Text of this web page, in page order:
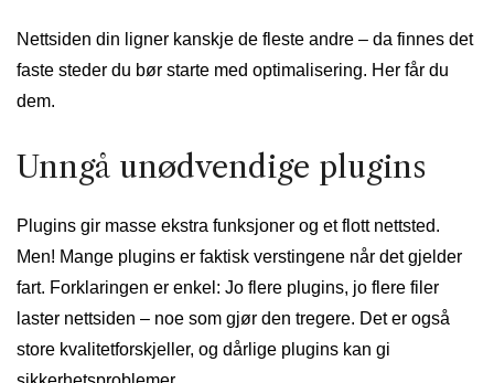
Nettsiden din ligner kanskje de fleste andre – da finnes det
faste steder du bør starte med optimalisering. Her får du
dem.
Unngå unødvendige plugins
Plugins gir masse ekstra funksjoner og et flott nettsted.
Men! Mange plugins er faktisk verstingene når det gjelder
fart. Forklaringen er enkel: Jo flere plugins, jo flere filer
laster nettsiden – noe som gjør den tregere. Det er også
store kvalitetforskjeller, og dårlige plugins kan gi